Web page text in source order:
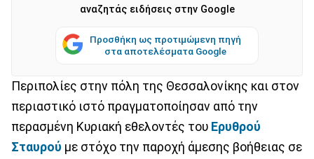
αναζητάς ειδήσεις στην Google
Προσθήκη ως προτιμώμενη πηγή
στα αποτελέσματα Google
Περιπολίες στην πόλη της Θεσσαλονίκης και στον
περιαστικό ιστό πραγματοποίησαν από την
περασμένη Κυριακή εθελοντές του Ερυθρού
Σταυρού με στόχο την παροχή άμεσης βοήθειας σε